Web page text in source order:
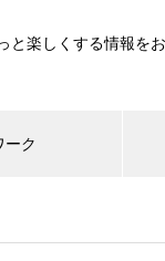
と楽しくする情報を
ーク